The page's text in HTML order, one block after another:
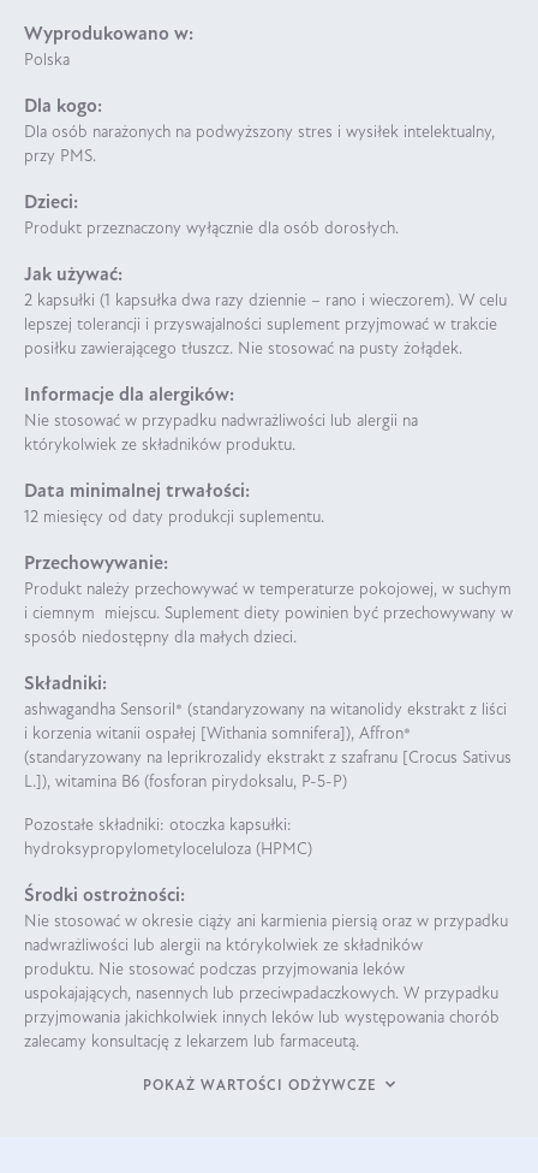
Wyprodukowano w:
Polska
Dla kogo:
Dla osób narażonych na podwyższony stres i wysiłek intelektualny,
przy PMS.
Dzieci:
Produkt przeznaczony wyłącznie dla osób dorosłych.
Jak używać:
2 kapsułki (1 kapsułka dwa razy dziennie – rano i wieczorem). W celu
lepszej tolerancji i przyswajalności suplement przyjmować w trakcie
posiłku zawierającego tłuszcz. Nie stosować na pusty żołądek.
Informacje dla alergików:
Nie stosować w przypadku nadwrażliwości lub alergii na
którykolwiek ze składników produktu.
Data minimalnej trwałości:
12 miesięcy od daty produkcji suplementu.
Przechowywanie:
Produkt należy przechowywać w temperaturze pokojowej, w suchym
i ciemnym miejscu. Suplement diety powinien być przechowywany w
sposób niedostępny dla małych dzieci.
Składniki:
ashwagandha Sensoril® (standaryzowany na witanolidy ekstrakt z liści
i korzenia witanii ospałej [Withania somnifera]), Affron®
(standaryzowany na leprikrozalidy ekstrakt z szafranu [Crocus Sativus
L.]), witamina B6 (fosforan pirydoksalu, P-5-P)
Pozostałe składniki: otoczka kapsułki:
hydroksypropylometyloceluloza (HPMC)
Środki ostrożności:
Nie stosować w okresie ciąży ani karmienia piersią oraz w przypadku
nadwrażliwości lub alergii na którykolwiek ze składników
produktu. Nie stosować podczas przyjmowania leków
uspokajających, nasennych lub przeciwpadaczkowych. W przypadku
przyjmowania jakichkolwiek innych leków lub występowania chorób
zalecamy konsultację z lekarzem lub farmaceutą.
POKAŻ WARTOŚCI ODŻYWCZE